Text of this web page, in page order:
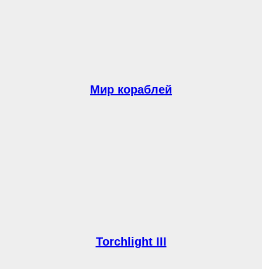
Мир кораблей
Torchlight III